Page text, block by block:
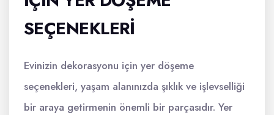
SEÇENEKLERI
Evinizin dekorasyonu için yer döşeme
seçenekleri, yaşam alanınızda şıklık ve işlevselliği
bir araya getirmenin önemli bir parçasıdır. Yer